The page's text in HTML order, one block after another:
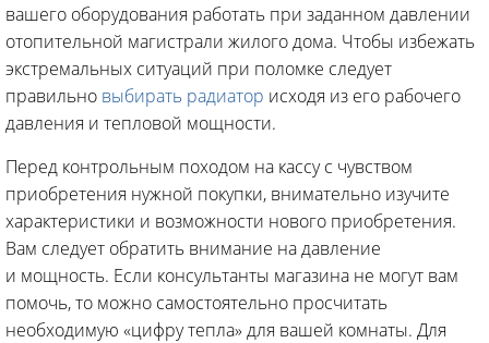
вашего оборудования работать при заданном давлении
отопительной магистрали жилого дома. Чтобы избежать
экстремальных ситуаций при поломке следует
правильно выбирать радиатор исходя из его рабочего
давления и тепловой мощности.
Перед контрольным походом на кассу с чувством
приобретения нужной покупки, внимательно изучите
характеристики и возможности нового приобретения.
Вам следует обратить внимание на давление
и мощность. Если консультанты магазина не могут вам
помочь, то можно самостоятельно просчитать
необходимую «цифру тепла» для вашей комнаты. Для